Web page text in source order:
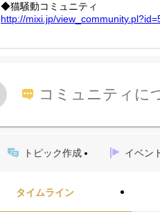
◆猫騒動コミュニティ
http://mixi.jp/view_community.pl?id
コミュニティに
トピック作成 イベン
タイムライン